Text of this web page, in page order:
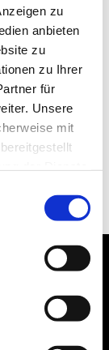
zu
anbieten
zu
zu Ihrer
für
Unsere
mit